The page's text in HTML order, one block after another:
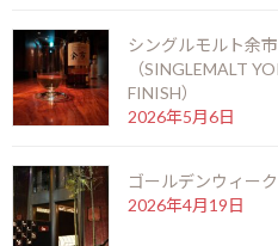
一般的なジン造りで使われるベー
が原料のものが多いですが、京都
ライススピリッツ特有の優しい甘
とオリスの伝統的なボタニカルに
シングルモルト余
（SINGLEMALT
FINISH）
2026年5月6日
ゴールデンウィー
2026年4月19日